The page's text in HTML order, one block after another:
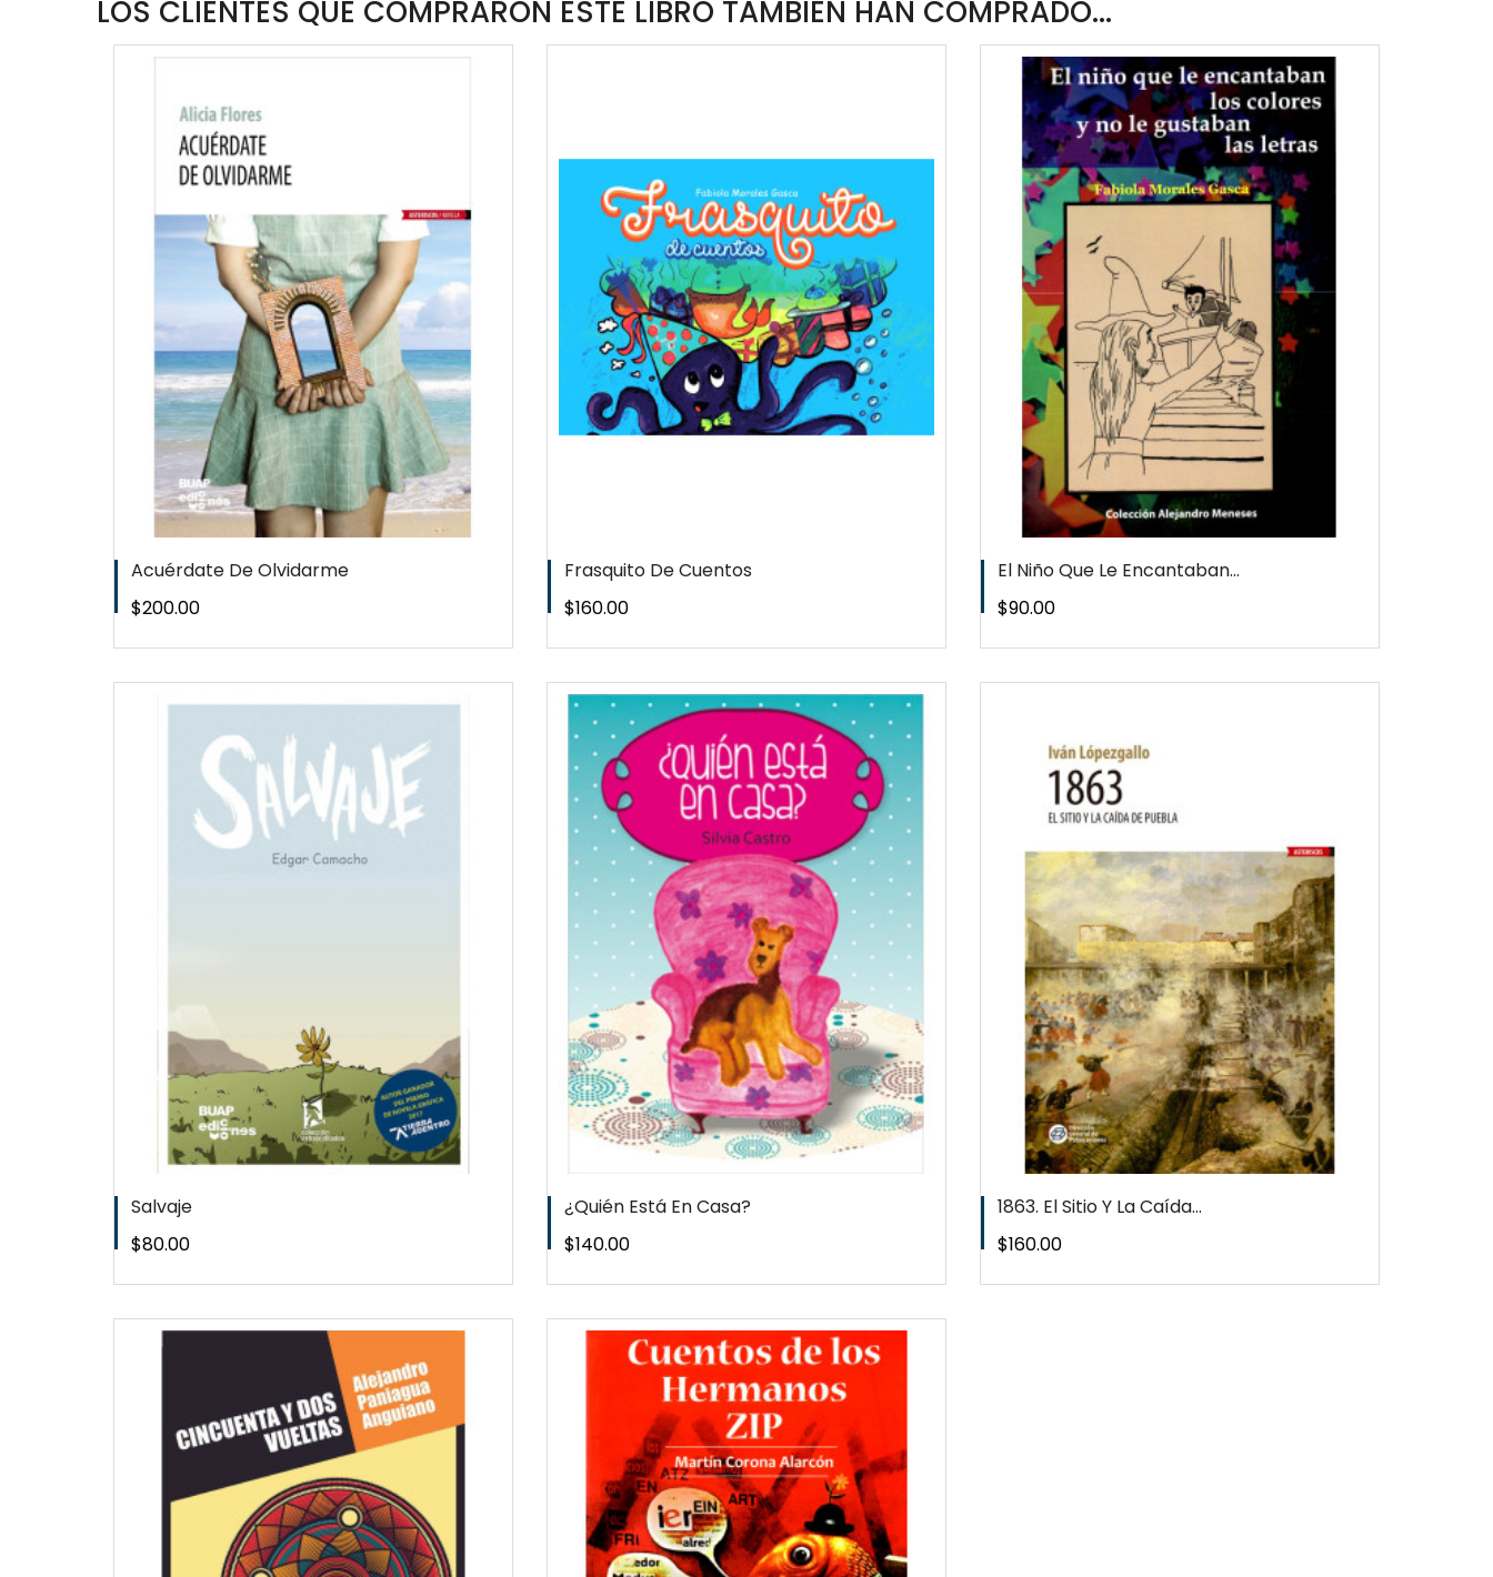
LOS CLIENTES QUE COMPRARON ESTE LIBRO TAMBIÉN HAN COMPRADO...
Acuérdate De Olvidarme
Precio
$200.00
QUICKVIEW
WISHLIST
Frasquito De Cuentos
Precio
$160.00
QUICKVIEW
WISHLIST
El Niño Que Le Encantaban...
Precio
$90.00
Salvaje
Precio
$80.00
QUICKVIEW
¿Quién Está En Casa?
Precio
$140.00
QUICKVIEW
WISHLIST
1863. El Sitio Y La Caída...
Precio
$160.00
QUICKVIEW
WISHLIST